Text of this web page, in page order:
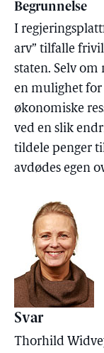
Begrunnelse
I
arv” tilfalle
staten. Selv
en mulighet
økonomiske
ved en slik
tildele penger
avdødes egen
Svar
Thorhild